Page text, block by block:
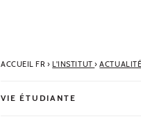
ACCUEIL FR› L'INSTITUT›
VIE ÉTUDIANTE